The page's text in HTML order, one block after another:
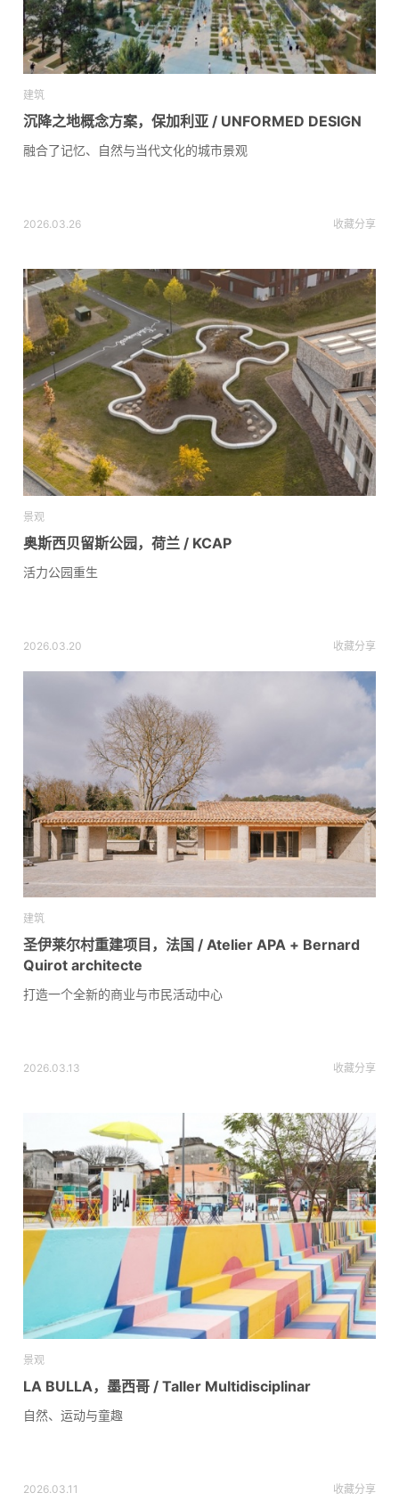
建筑
沉降之地概念方案，保加利亚 / UNFORMED DESIGN
融合了记忆、自然与当代文化的城市景观
2026.03.26 收藏分享
景观
奥斯西贝留斯公园，荷兰 / KCAP
活力公园重生
2026.03.20 收藏分享
建筑
圣伊莱尔村重建项目，法国 / Atelier APA + Bernard
Quirot architecte
打造一个全新的商业与市民活动中心
2026.03.13 收藏分享
景观
LA BULLA，墨西哥 / Taller Multidisciplinar
自然、运动与童趣
2026.03.11 收藏分享